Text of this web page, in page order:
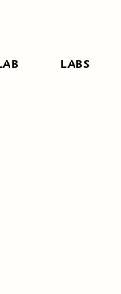
LABS